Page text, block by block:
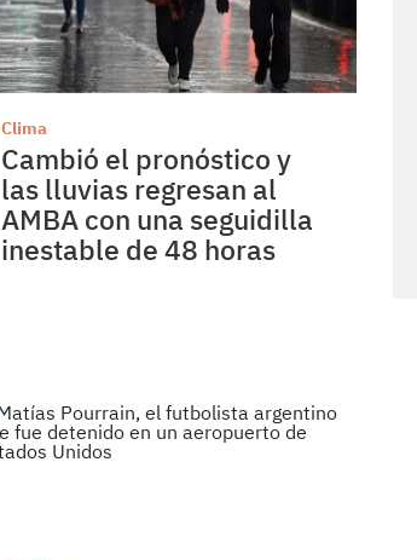
Clima
Cambió el pronóstico y
las lluvias regresan al
AMBA con una seguidilla
inestable de 48 horas